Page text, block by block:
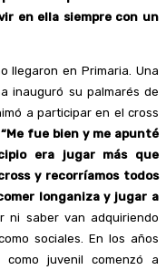
en ella siempre con un
llegaron en Primaria. Una
inauguró su palmarés de
a participar en el cross
“Me fue bien y me apunté
era jugar más que
y recorríamos todos
longaniza y jugar a
ni saber van adquiriendo
sociales. En los años
juvenil comenzó a